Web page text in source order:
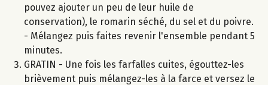
pouvez ajouter un peu de leur huile de
conservation), le romarin séché, du sel et du poivre.
- Mélangez puis faites revenir l'ensemble pendant 5
minutes.
GRATIN - Une fois les farfalles cuites, égouttez-les
brièvement puis mélangez-les à la farce et versez le